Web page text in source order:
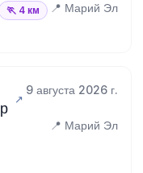
🏃 4 км 📍 Марий Эл
9 августа 2026 г.
📍 Марий Эл